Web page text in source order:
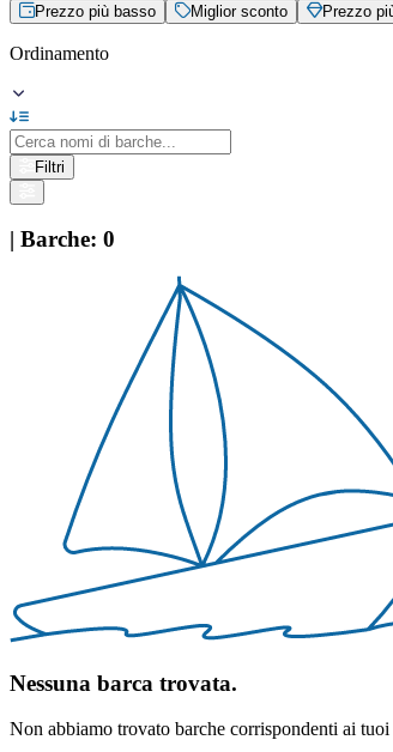
Prezzo più basso Miglior sconto Prezzo
Ordinamento
Filtri
| Barche: 0
Nessuna barca trovata.
Non abbiamo trovato barche corrispondenti ai